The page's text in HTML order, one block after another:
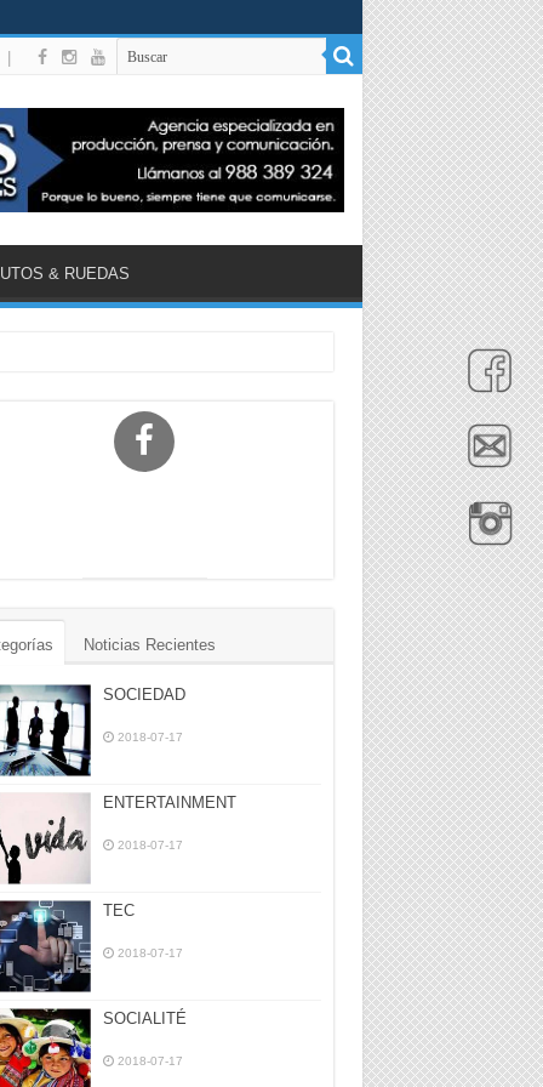
& RUEDAS
Noticias Recientes
SOCIEDAD
2018-07-17
ENTERTAINMENT
2018-07-17
TEC
2018-07-17
SOCIALITÉ
2018-07-17